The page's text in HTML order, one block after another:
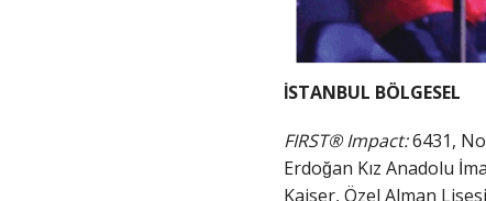
İSTANBUL BÖLGESEL
FIRST® Impact:6431,
Erdoğan Kız Anadolu
Kaiser, Özel Alman Lisesi